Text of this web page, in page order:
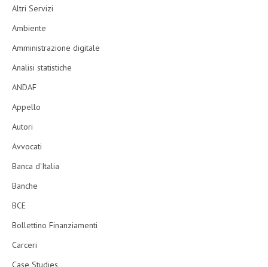
Altri Servizi
Ambiente
Amministrazione digitale
Analisi statistiche
ANDAF
Appello
Autori
Avvocati
Banca d'Italia
Banche
BCE
Bollettino Finanziamenti
Carceri
Case Studies